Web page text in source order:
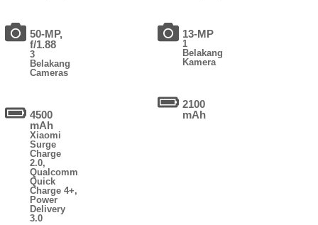
50-MP,
f/1.88
3
Belakang
Cameras
4500
mAh
Xiaomi
Surge
Charge
2.0,
Qualcomm
Quick
Charge 4+,
Power
Delivery
3.0
13-MP
1
Belakang
Kamera
2100
mAh